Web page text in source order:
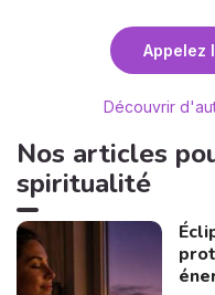
Découvrez Sabrina
Appelez
Découvrir
Nos articles
spiritualité